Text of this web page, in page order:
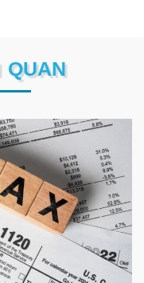
QUAN